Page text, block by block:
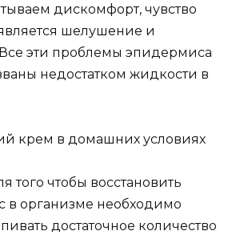
дискомфорт, чувство
шелушение и
эти проблемы эпидермиса
недостатком жидкости в
того чтобы восстановить
в организме необходимо
достаточное количество